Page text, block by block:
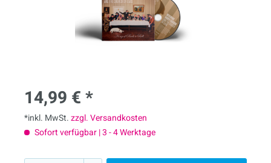
14,99 € *
*inkl. MwSt.zzgl. Versandkosten
Sofort verfügbar | 3 - 4 Werktage